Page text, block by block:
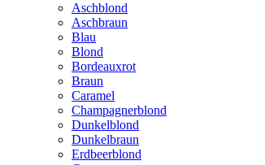
Aschblond
Aschbraun
Blau
Blond
Bordeauxrot
Braun
Caramel
Champagnerblond
Dunkelblond
Dunkelbraun
Erdbeerblond